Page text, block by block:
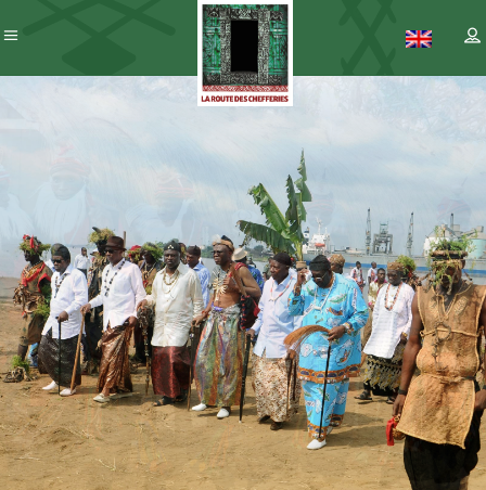
Patrimoine
– ICC